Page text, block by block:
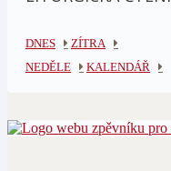
DNES
ZÍTRA
NEDĚLE
KALENDÁŘ